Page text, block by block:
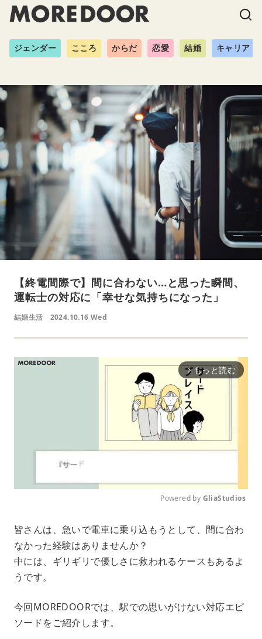
ジェンダー こころ からだ 恋愛 結婚 キャリア
【終電間際で】間に合わない…と思った瞬間、
運転士の対応に「幸せな気持ちになった」
結婚生活 2024.10.16 Wed
arrow_forward_ios もっと読む
u
e
Powered by GliaStudios
皆さんは、急いで電車に乗り込もうとして、間に合わ
なかった経験はありませんか？
中には、ギリギリで優しさに救われるケースもあるよ
うです。
今回MOREDOORでは、駅での思いがけない対応エピ
ソードをご紹介します。